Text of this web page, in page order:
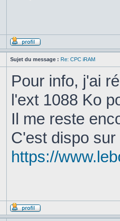
Sujet du message : Re: CPC iRAM
Pour info, j'ai
l'ext 1088 Ko
Il me reste
C'est dispo sur
https://